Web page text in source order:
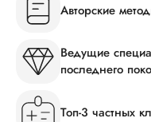
Авторские
Ведущие
последнего
Топ-3 частных